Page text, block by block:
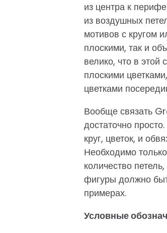
из центра к
из воздушных
мотивов с кругом
плоскими, так и
велико, что в
плоскими
цветками
Вообще связать
достаточно
круг, цветок, и
Необходимо
количество
фигуры должно
примерах.
Условные